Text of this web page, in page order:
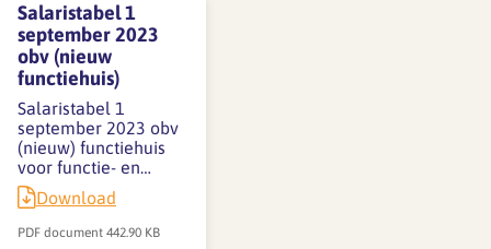
Salaristabel 1
september 2023
obv (nieuw
functiehuis)
Salaristabel 1
september 2023 obv
(nieuw) functiehuis
voor functie- en…
Download
PDF document 442.90 KB